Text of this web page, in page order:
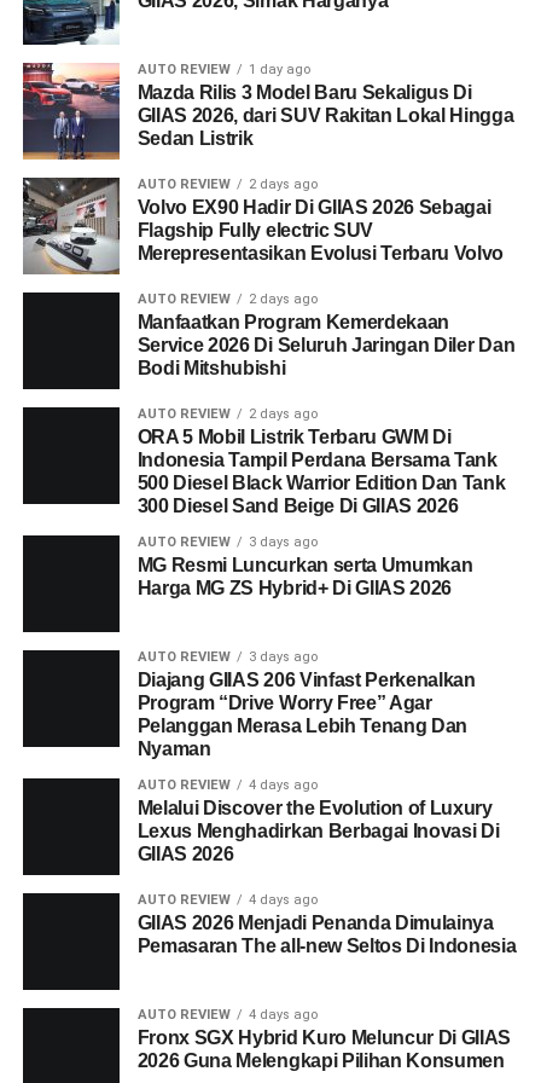
AUTO REVIEW 1 day ago
Mazda Rilis 3 Model Baru Sekaligus Di
GIIAS 2026, dari SUV Rakitan Lokal Hingga
Sedan Listrik
AUTO REVIEW 2 days ago
Volvo EX90 Hadir Di GIIAS 2026 Sebagai
Flagship Fully electric SUV
Merepresentasikan Evolusi Terbaru Volvo
AUTO REVIEW 2 days ago
Manfaatkan Program Kemerdekaan
Service 2026 Di Seluruh Jaringan Diler Dan
Bodi Mitshubishi
AUTO REVIEW 2 days ago
ORA 5 Mobil Listrik Terbaru GWM Di
Indonesia Tampil Perdana Bersama Tank
500 Diesel Black Warrior Edition Dan Tank
300 Diesel Sand Beige Di GIIAS 2026
AUTO REVIEW 3 days ago
MG Resmi Luncurkan serta Umumkan
Harga MG ZS Hybrid+ Di GIIAS 2026
AUTO REVIEW 3 days ago
Diajang GIIAS 206 Vinfast Perkenalkan
Program “Drive Worry Free” Agar
Pelanggan Merasa Lebih Tenang Dan
Nyaman
AUTO REVIEW 4 days ago
Melalui Discover the Evolution of Luxury
Lexus Menghadirkan Berbagai Inovasi Di
GIIAS 2026
AUTO REVIEW 4 days ago
GIIAS 2026 Menjadi Penanda Dimulainya
Pemasaran The all-new Seltos Di Indonesia
AUTO REVIEW 4 days ago
Fronx SGX Hybrid Kuro Meluncur Di GIIAS
2026 Guna Melengkapi Pilihan Konsumen